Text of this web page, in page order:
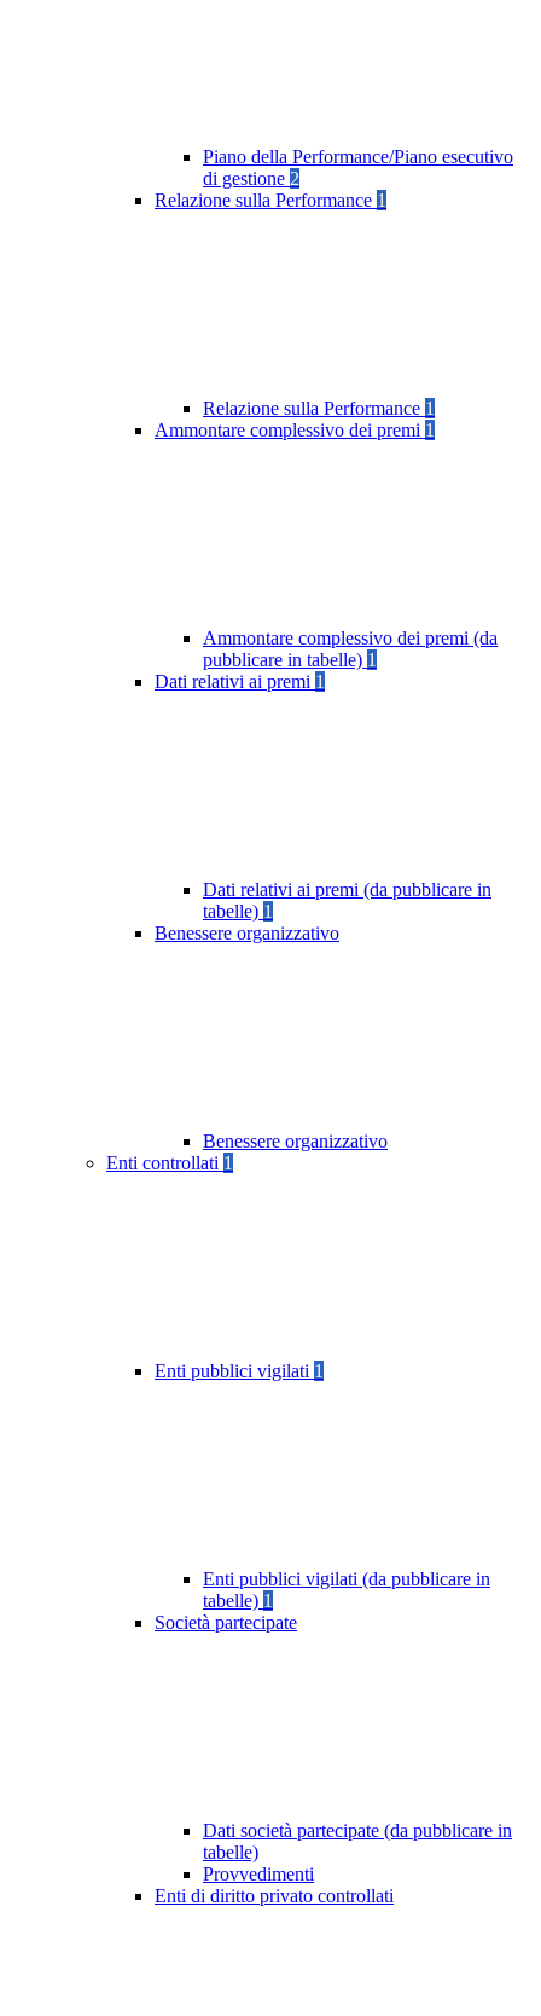
Piano della Performance/Piano esecutivo
di gestione 2
Relazione sulla Performance 1
Relazione sulla Performance 1
Ammontare complessivo dei premi 1
Ammontare complessivo dei premi (da
pubblicare in tabelle) 1
Dati relativi ai premi 1
Dati relativi ai premi (da pubblicare in
tabelle) 1
Benessere organizzativo
Benessere organizzativo
Enti controllati 1
Enti pubblici vigilati 1
Enti pubblici vigilati (da pubblicare in
tabelle) 1
Società partecipate
Dati società partecipate (da pubblicare in
tabelle)
Provvedimenti
Enti di diritto privato controllati